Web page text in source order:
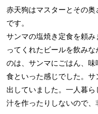
赤天狗はマスターとその
です。
サンマの塩焼き定食を頼
ってくれたビールを飲み
のは、サンマにごはん、
食といった感じでした。
出していました。一人暮
汁を作ったりしないので、